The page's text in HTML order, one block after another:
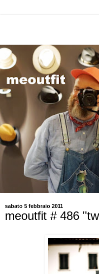
sabato 5 febbraio 2011
meoutfit # 486